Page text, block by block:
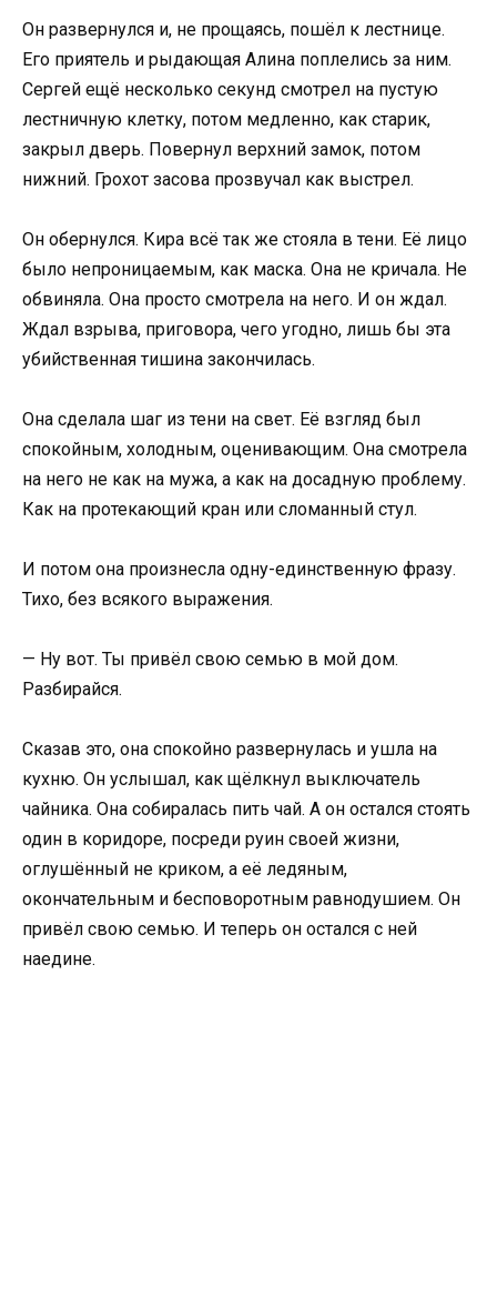
Он развернулся и, не прощаясь, пошёл к лестнице.
Его приятель и рыдающая Алина поплелись за ним.
Сергей ещё несколько секунд смотрел на пустую
лестничную клетку, потом медленно, как старик,
закрыл дверь. Повернул верхний замок, потом
нижний. Грохот засова прозвучал как выстрел.
Он обернулся. Кира всё так же стояла в тени. Её лицо
было непроницаемым, как маска. Она не кричала. Не
обвиняла. Она просто смотрела на него. И он ждал.
Ждал взрыва, приговора, чего угодно, лишь бы эта
убийственная тишина закончилась.
Она сделала шаг из тени на свет. Её взгляд был
спокойным, холодным, оценивающим. Она смотрела
на него не как на мужа, а как на досадную проблему.
Как на протекающий кран или сломанный стул.
И потом она произнесла одну-единственную фразу.
Тихо, без всякого выражения.
— Ну вот. Ты привёл свою семью в мой дом.
Разбирайся.
Сказав это, она спокойно развернулась и ушла на
кухню. Он услышал, как щёлкнул выключатель
чайника. Она собиралась пить чай. А он остался стоять
один в коридоре, посреди руин своей жизни,
оглушённый не криком, а её ледяным,
окончательным и бесповоротным равнодушием. Он
привёл свою семью. И теперь он остался с ней
наедине.